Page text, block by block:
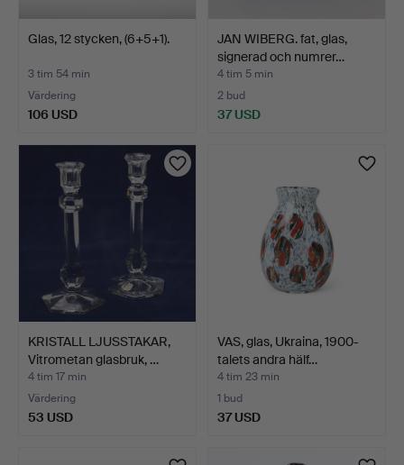
Glas, 12 stycken, (6+5+1).
3 tim 54 min
Värdering
106 USD
JAN WIBERG. fat, glas,
signerad och numrer…
4 tim 5 min
2 bud
37 USD
KRISTALL LJUSSTAKAR,
Vitrometan glasbruk, …
4 tim 17 min
Värdering
53 USD
VAS, glas, Ukraina, 1900-
talets andra hälf…
4 tim 23 min
1 bud
37 USD